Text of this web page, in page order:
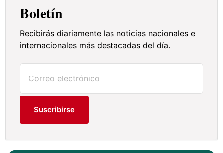
Boletín
Recibirás diariamente las noticias nacionales e
internacionales más destacadas del día.
Suscribirse